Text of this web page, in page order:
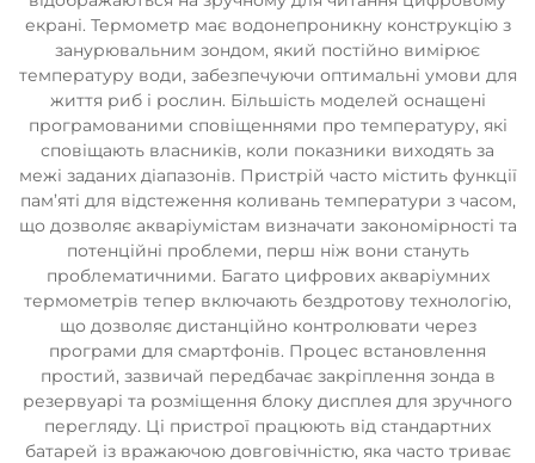
екрані. Термометр має водонепроникну конструкцію з
занурювальним зондом, який постійно вимірює
температуру води, забезпечуючи оптимальні умови для
життя риб і рослин. Більшість моделей оснащені
програмованими сповіщеннями про температуру, які
сповіщають власників, коли показники виходять за
межі заданих діапазонів. Пристрій часто містить функції
пам’яті для відстеження коливань температури з часом,
що дозволяє акваріумістам визначати закономірності та
потенційні проблеми, перш ніж вони стануть
проблематичними. Багато цифрових акваріумних
термометрів тепер включають бездротову технологію,
що дозволяє дистанційно контролювати через
програми для смартфонів. Процес встановлення
простий, зазвичай передбачає закріплення зонда в
резервуарі та розміщення блоку дисплея для зручного
перегляду. Ці пристрої працюють від стандартних
батарей із вражаючою довговічністю, яка часто триває